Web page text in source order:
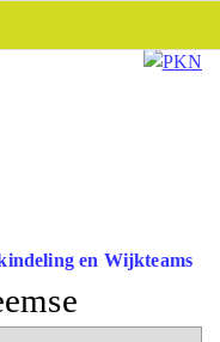
en Wijkteams